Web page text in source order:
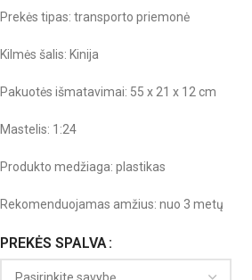
Prekės tipas: transporto priemonė
Kilmės šalis: Kinija
Pakuotės išmatavimai: 55 x 21 x 12 cm
Mastelis: 1:24
Produkto medžiaga: plastikas
Rekomenduojamas amžius: nuo 3 metų
PREKĖS SPALVA